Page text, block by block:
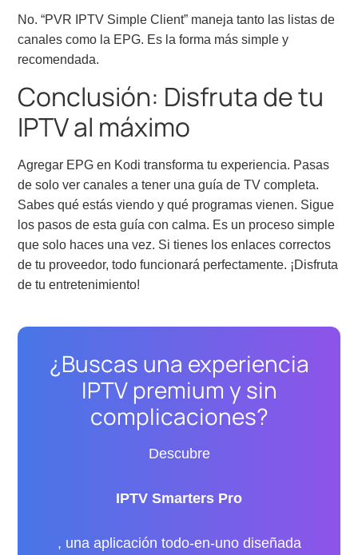
No. “PVR IPTV Simple Client” maneja tanto las listas de
canales como la EPG. Es la forma más simple y
recomendada.
Conclusión: Disfruta de tu
IPTV al máximo
Agregar EPG en Kodi transforma tu experiencia. Pasas
de solo ver canales a tener una guía de TV completa.
Sabes qué estás viendo y qué programas vienen. Sigue
los pasos de esta guía con calma. Es un proceso simple
que solo haces una vez. Si tienes los enlaces correctos
de tu proveedor, todo funcionará perfectamente. ¡Disfruta
de tu entretenimiento!
¿Buscas una experiencia
IPTV premium y sin
complicaciones?
Descubre
IPTV Smarters Pro
, una aplicación todo-en-uno diseñada